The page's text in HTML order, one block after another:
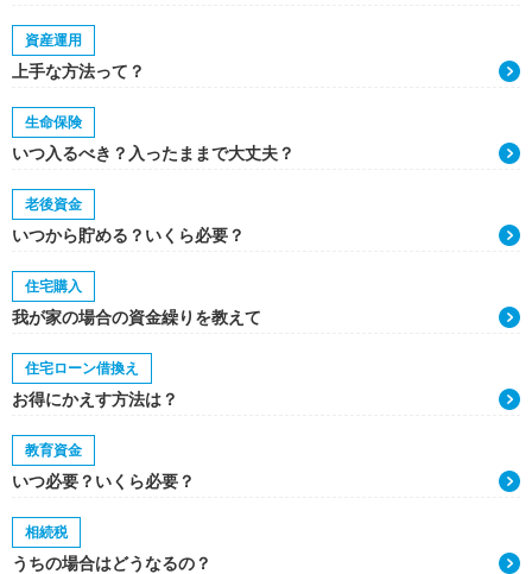
資産運用
上手な方法って？
生命保険
いつ入るべき？入ったままで大丈夫？
老後資金
いつから貯める？いくら必要？
住宅購入
我が家の場合の資金繰りを教えて
住宅ローン借換え
お得にかえす方法は？
教育資金
いつ必要？いくら必要？
相続税
うちの場合はどうなるの？